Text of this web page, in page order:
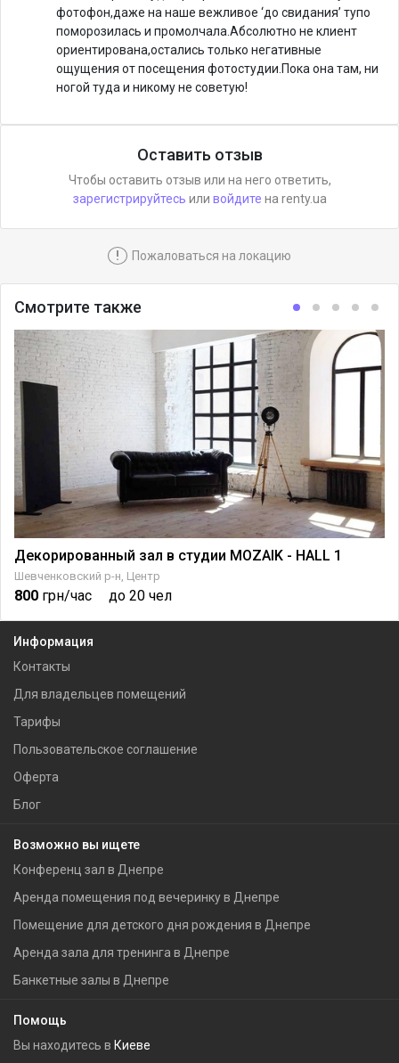
фотофон,даже на наше вежливое ‘до свидания’ тупо
поморозилась и промолчала.Абсолютно не клиент
ориентирована,остались только негативные
ощущения от посещения фотостудии.Пока она там, ни
ногой туда и никому не советую!
Оставить отзыв
Чтобы оставить отзыв или на него ответить,
зарегистрируйтесь или войдите на renty.ua
! Пожаловаться на локацию
Смотрите также
Декорированный зал в студии MOZAIK - HALL 1
Шевченковский р-н, Центр
800 грн/час до 20 чел
Информация
Контакты
Для владельцев помещений
Тарифы
Пользовательское соглашение
Оферта
Блог
Возможно вы ищете
Конференц зал в Днепре
Аренда помещения под вечеринку в Днепре
Помещение для детского дня рождения в Днепре
Аренда зала для тренинга в Днепре
Банкетные залы в Днепре
Помощь
Вы находитесь в Киеве